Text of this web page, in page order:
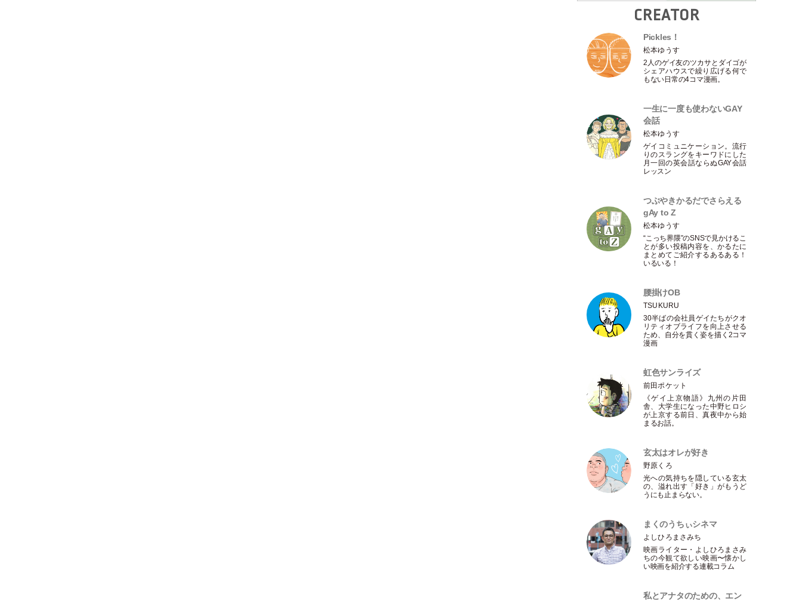
CREATOR
Pickles！
松本ゆうす
2人のゲイ友のツカサとダイゴが
シェアハウスで繰り広げる何で
もない日常の4コマ漫画。
一生に一度も使わないGAY
会話
松本ゆうす
ゲイコミュニケーション。流行
りのスラングをキーワドにした
月一回の英会話ならぬGAY会話
レッスン
つぶやきかるだでさらえる
gAy to Z
松本ゆうす
“こっち界隈”のSNSで見かけるこ
とが多い投稿内容を、かるたに
まとめてご紹介するあるある！
いるいる！
腰掛けOB
TSUKURU
30半ばの会社員ゲイたちがクオ
リティオブライフを向上させる
ため、自分を貫く姿を描く2コマ
漫画
虹色サンライズ
前田ポケット
《ゲイ上京物語》九州の片田
舎、大学生になった中野ヒロシ
が上京する前日、真夜中から始
まるお話。
玄太はオレが好き
野原くろ
光への気持ちを隠している玄太
の、溢れ出す 「好き 」がもうど
うにも止まらない。
まくのうちぃシネマ
よしひろまさみち
映画ライター ・ よしひろまさみ
ちの今観て欲しい映画〜懐かし
い映画を紹介する連載コラム
私とアナタのための、エン